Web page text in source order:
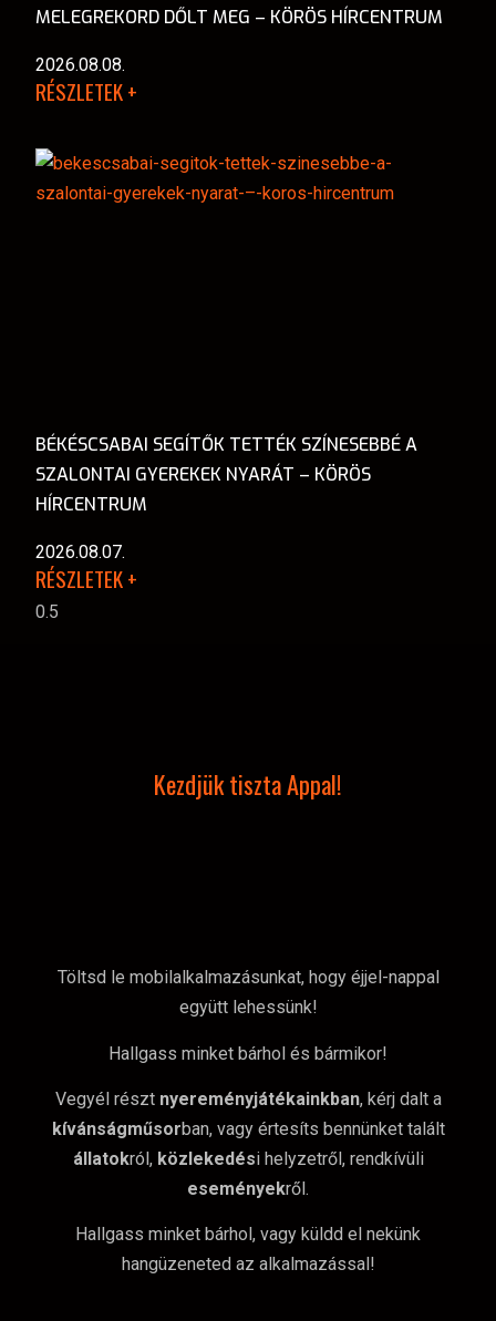
MELEGREKORD DŐLT MEG – KÖRÖS HÍRCENTRUM
2026.08.08.
RÉSZLETEK +
BÉKÉSCSABAI SEGÍTŐK TETTÉK SZÍNESEBBÉ A
SZALONTAI GYEREKEK NYARÁT – KÖRÖS
HÍRCENTRUM
2026.08.07.
RÉSZLETEK +
Kezdjük tiszta Appal!
Töltsd le mobilalkalmazásunkat, hogy éjjel-nappal
együtt lehessünk!
Hallgass minket bárhol és bármikor!
Vegyél részt nyereményjátékainkban, kérj dalt a
kívánságműsorban, vagy értesíts bennünket talált
állatokról, közlekedési helyzetről, rendkívüli
eseményekről.
Hallgass minket bárhol, vagy küldd el nekünk
hangüzeneted az alkalmazással!